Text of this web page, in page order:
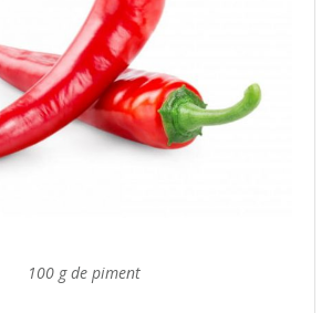
100 g de piment